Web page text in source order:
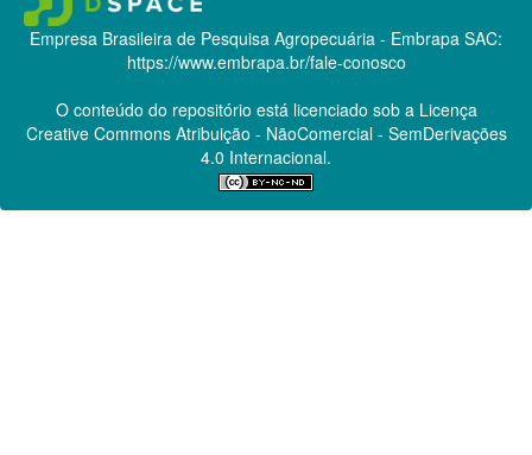
Empresa Brasileira de Pesquisa Agropecuária - Embrapa SAC:
https://www.embrapa.br/fale-conosco
O conteúdo do repositório está licenciado sob a Licença
Creative CommonsAtribuição - NãoComercial - SemDerivações
4.0 Internacional.